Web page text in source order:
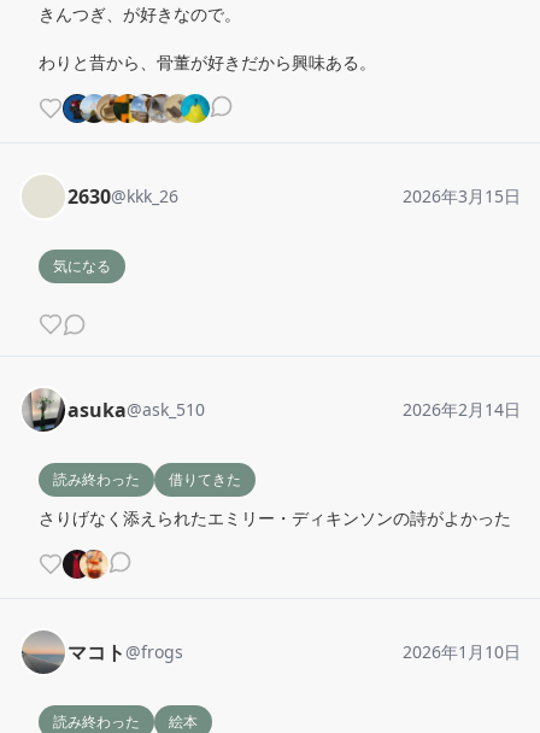
きんつぎ、が好きなので。
わりと昔から、骨董が好きだから興味ある。
2630@kkk_26 2026年3月15日
気になる
asuka@ask_510 2026年2月14日
読み終わった 借りてきた
さりげなく添えられたエミリー・ディキンソンの詩がよかった
マコト @frogs 2026年1月10日
読み終わった 絵本